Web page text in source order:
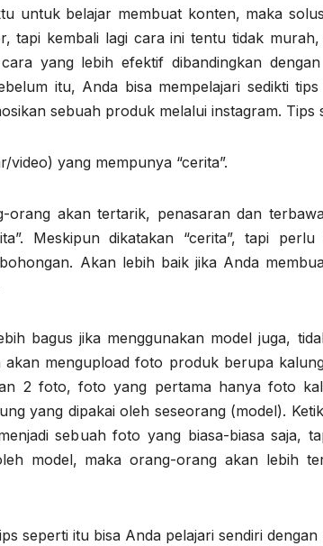
untuk belajar membuat konten, maka
tapi kembali lagi cara ini tentu tidak
yang lebih efektif dibandingkan
itu, Anda bisa mempelajari sedikti
sebuah produk melalui instagram.
video) yang mempunya “cerita”.
orang akan tertarik, penasaran dan
Meskipun dikatakan “cerita”, tapi
Akan lebih baik jika Anda
bagus jika menggunakan model juga,
mengupload foto produk berupa
2 foto, foto yang pertama hanya foto
yang dipakai oleh seseorang (model).
sebuah foto yang biasa-biasa saja,
model, maka orang-orang akan lebih
seperti itu bisa Anda pelajari sendiri